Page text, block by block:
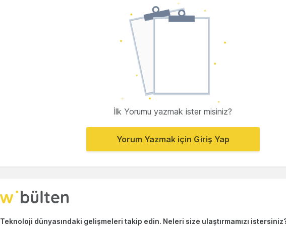
İlk Yorumu yazmak ister misiniz?
Yorum Yazmak için Giriş Yap
Teknoloji dünyasındaki gelişmeleri takip edin. Neleri size ulaştırmamızı